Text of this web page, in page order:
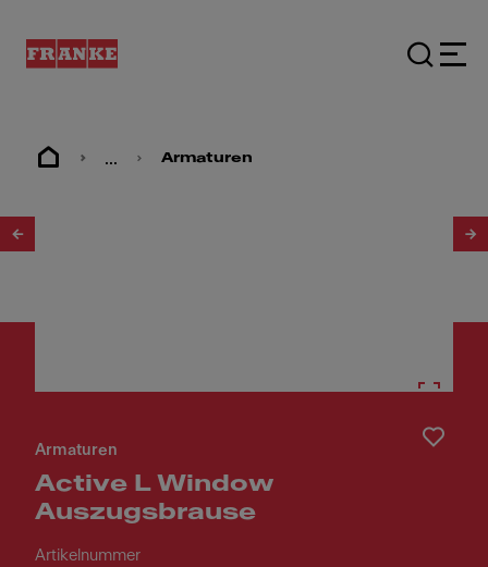
... Armaturen
Armaturen
Active L Window
Auszugsbrause
Artikelnummer